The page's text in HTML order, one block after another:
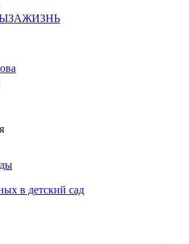
в детский сад